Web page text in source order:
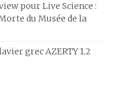
pour Live Science :
du Musée de la
grec AZERTY 1.2